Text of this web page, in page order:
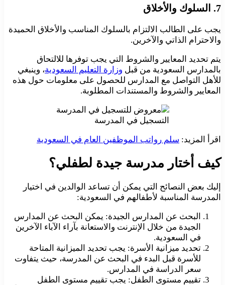
7. السلوك والأخلاق
يجب على الطالب الالتزام بالسلوك المناسب والأخلاق الحميدة
والاحترام الذاتي والآخرين.
يتم تحديد المعايير والشروط التي يجب توفرها للالتحاق
بالمدارس السعودية من قبل وزارة التعليم السعودية، وينبغي
للأهل التواصل مع المدارس للحصول على معلومات حول هذه
المعايير والشروط والمستندات المطلوبة.
التسجيل في المدرسة
اقرأ المزيد: سلم رواتب الموظفين العام في السعودية
كيف أختار مدرسة جيدة لطفلي؟
إليك بعض النصائح التي يمكن أن تساعد الوالدين في اختيار
المدرسة المناسبة لأطفالهم في السعودية:
البحث عن المدارس الجيدة: يمكن البحث عن المدارس
الجيدة من خلال الإنترنت والاستعانة بآراء الآباء الآخرين
في السعودية.
تحديد ميزانية الأسرة: يجب تحديد الميزانية المتاحة
للأسرة قبل البدء في البحث عن المدرسة، حيث يتفاوت
سعر الدراسة في المدارس.
تقييم مستوى الطفل: يجب تقييم مستوى الطفل